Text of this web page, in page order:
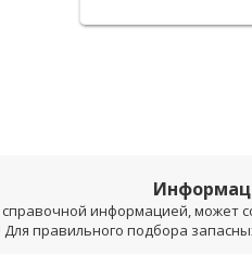
справочной информацией, может
Для правильного подбора